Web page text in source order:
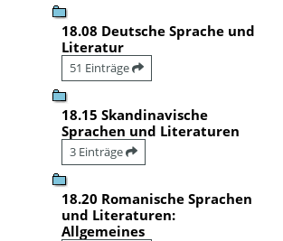
18.08 Deutsche Sprache und
Literatur
51 Einträge
18.15 Skandinavische
Sprachen und Literaturen
3 Einträge
18.20 Romanische Sprachen
und Literaturen:
Allgemeines